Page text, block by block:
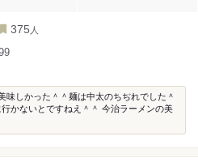
375 人
味しかった＾＾麺は中太のちぢれでした＾
かないとですねえ＾＾ 今治ラーメンの美